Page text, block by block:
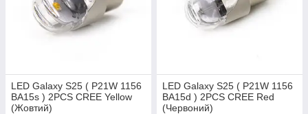
LED Galaxy S25 ( P21W 1156
BA15s ) 2PCS CREE Yellow
(Жовтий)
LED Galaxy S25 ( P21W 1156
BA15d ) 2PCS CREE Red
(Червоний)